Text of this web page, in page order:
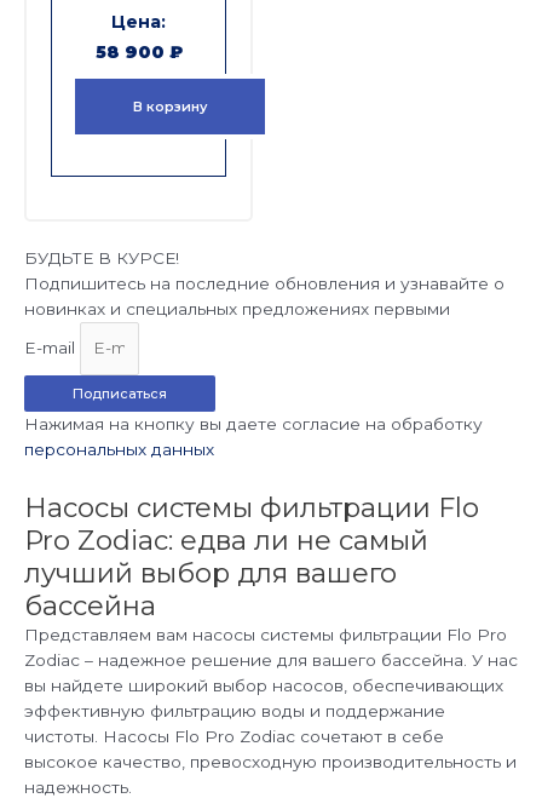
58 900 ₽
В корзину
БУДЬТЕ В КУРСЕ!
Подпишитесь на последние обновления и узнавайте о
новинках и специальных предложениях первыми
E-mail
Подписаться
Нажимая на кнопку вы даете согласие на обработку
персональных данных
Насосы системы фильтрации Flo
Pro Zodiac: едва ли не самый
лучший выбор для вашего
бассейна
Представляем вам насосы системы фильтрации Flo Pro
Zodiac – надежное решение для вашего бассейна. У нас
вы найдете широкий выбор насосов, обеспечивающих
эффективную фильтрацию воды и поддержание
чистоты. Насосы Flo Pro Zodiac сочетают в себе
высокое качество, превосходную производительность и
надежность.